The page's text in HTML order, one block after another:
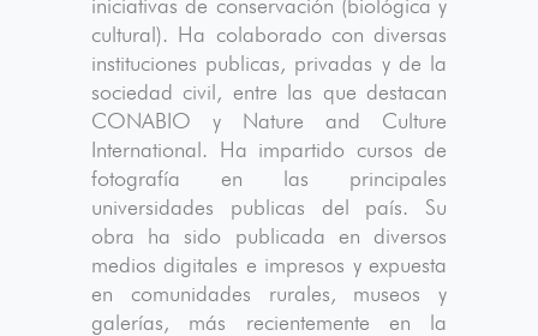
iniciativas de conservación (biológica y
cultural). Ha colaborado con diversas
instituciones publicas, privadas y de la
sociedad civil, entre las que destacan
CONABIO y Nature and Culture
International. Ha impartido cursos de
fotografía en las principales
universidades publicas del país. Su
obra ha sido publicada en diversos
medios digitales e impresos y expuesta
en comunidades rurales, museos y
galerías, más recientemente en la